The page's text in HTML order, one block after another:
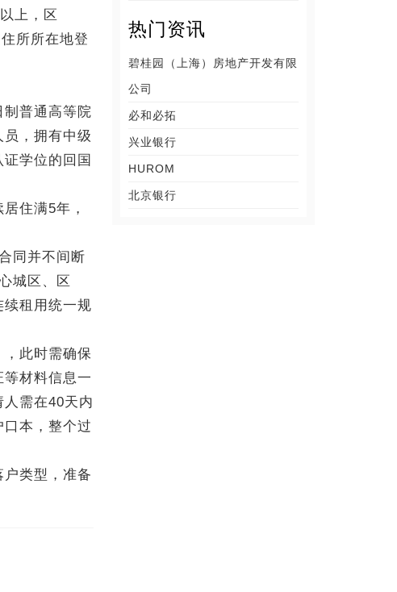
上，区
所所在地登
普通高等院
，拥有中级
学位的回国
住满5年，
同并不间断
城区、区
续租用统一规
此时需确保
材料信息一
需在40天内
本，整个过
类型，准备
热门资讯
碧桂园（上海）房地产开发有限
公司
必和必拓
兴业银行
HUROM
北京银行